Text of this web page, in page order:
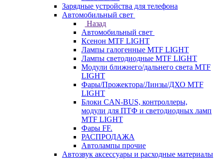
Зарядные устройства для телефона
Автомобильный свет
Назад
Автомобильный свет
Ксенон MTF LIGHT
Лампы галогенные MTF LIGHT
Лампы светодиодные MTF LIGHT
Модули ближнего/дальнего света MTF
LIGHT
Фары/Прожектора/Линзы/ДХО MTF
LIGHT
Блоки CAN-BUS, контроллеры,
модули для ПТФ и светодиодных ламп
MTF LIGHT
Фары FF.
РАСПРОДАЖА
Автолампы прочие
Автозвук аксессуары и расходные материалы